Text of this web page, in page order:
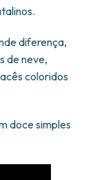
diferença,
de neve,
coloridos
doce simples